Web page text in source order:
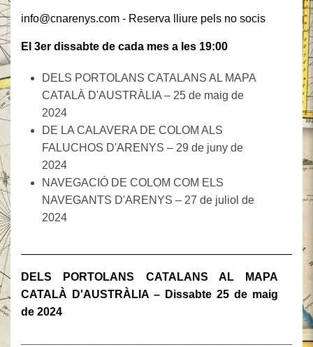
info@cnarenys.com - Reserva lliure pels no socis
El 3er dissabte de cada mes a les 19:00
DELS PORTOLANS CATALANS AL MAPA
CATALÀ D'AUSTRÀLIA – 25 de maig de
2024
DE LA CALAVERA DE COLOM ALS
FALUCHOS D'ARENYS – 29 de juny de
2024
NAVEGACIÓ DE COLOM COM ELS
NAVEGANTS D'ARENYS – 27 de juliol de
2024
DELS PORTOLANS CATALANS AL MAPA
CATALÀ D'AUSTRÀLIA – Dissabte 25 de maig
de 2024